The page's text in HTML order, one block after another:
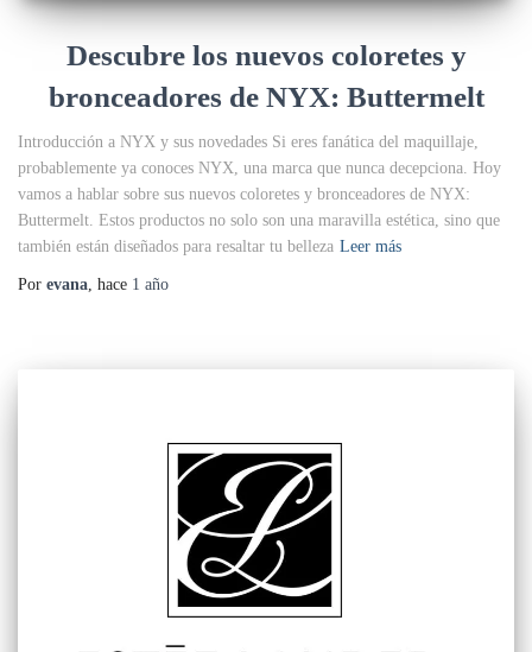
Descubre los nuevos coloretes y
bronceadores de NYX: Buttermelt
Introducción a NYX y sus novedades Si eres fanática del maquillaje,
probablemente ya conoces NYX, una marca que nunca decepciona. Hoy
vamos a hablar sobre sus nuevos coloretes y bronceadores de NYX:
Buttermelt. Estos productos no solo son una maravilla estética, sino que
también están diseñados para resaltar tu belleza Leer más
Por evana , hace 1 año